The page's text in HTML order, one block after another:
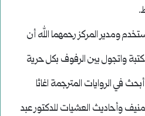
ومدير المركز رحمهما الله أن
واتجول بين الرفوف بكل حرية
في الروايات المترجمة اغاثا
وأحاديث العشيات للدكتور عبد